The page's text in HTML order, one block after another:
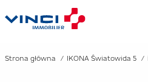
Strona główna IKONA Światowida 5